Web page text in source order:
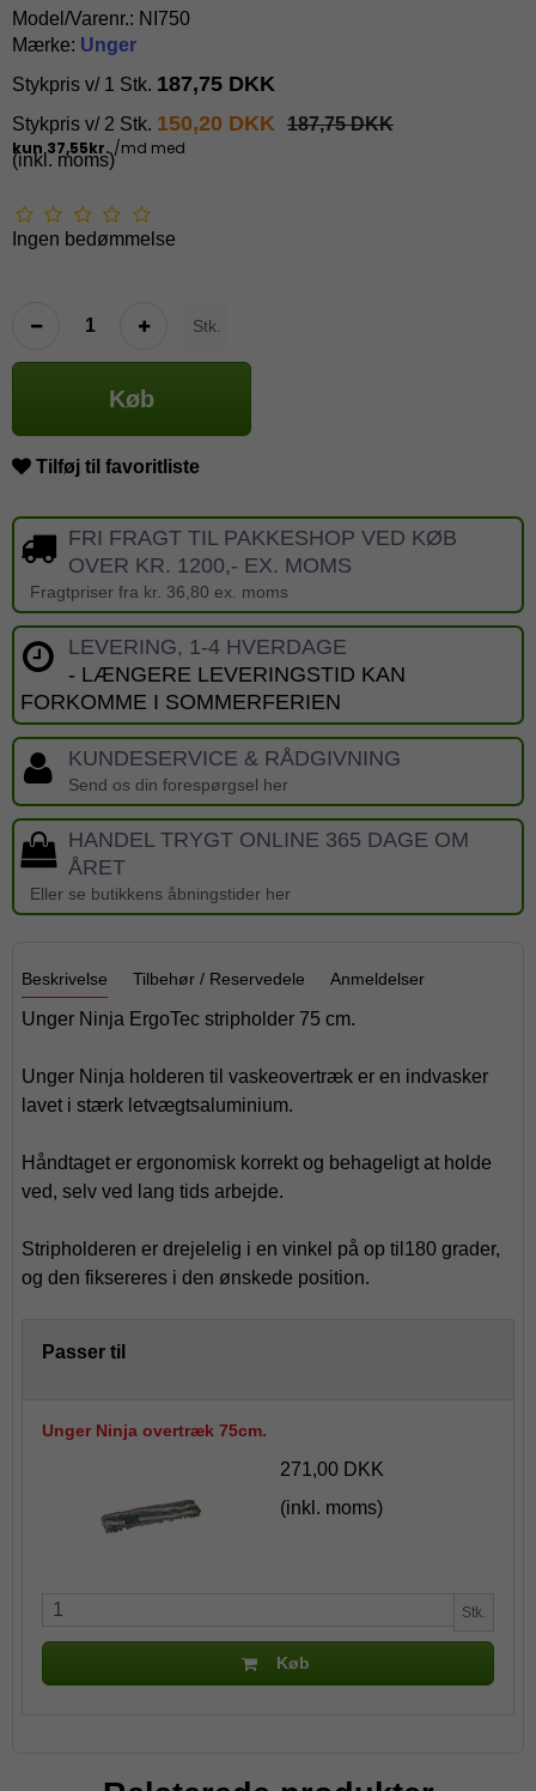
Model/Varenr.: NI750
Mærke: Unger
Stykpris v/ 1 Stk. 187,75 DKK
Stykpris v/ 2 Stk. 150,20 DKK
187,75 DKK
(inkl. moms)
Ingen bedømmelse
Stk.
Køb
Tilføj til favoritliste
FRI FRAGT TIL PAKKESHOP VED KØB
OVER KR. 1200,- EX. MOMS
Fragtpriser fra kr. 36,80 ex. moms
LEVERING, 1-4 HVERDAGE
- LÆNGERE LEVERINGSTID KAN
FORKOMME I SOMMERFERIEN
KUNDESERVICE & RÅDGIVNING
Send os din forespørgsel her
HANDEL TRYGT ONLINE 365 DAGE OM
ÅRET
Eller se butikkens åbningstider her
Beskrivelse Tilbehør / Reservedele Anmeldelser
Unger Ninja ErgoTec stripholder 75 cm.
Unger Ninja holderen til vaskeovertræk er en indvasker
lavet i stærk letvægtsaluminium.
Håndtaget er ergonomisk korrekt og behageligt at holde
ved, selv ved lang tids arbejde.
Stripholderen er drejelelig i en vinkel på op til180 grader,
og den fiksereres i den ønskede position.
Passer til
Unger Ninja overtræk 75cm.
271,00 DKK
(inkl. moms)
Stk.
Køb